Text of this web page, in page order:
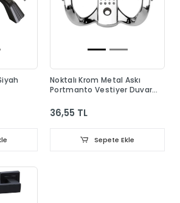
Noktalı Krom Metal Askı
Portmanto Vestiyer Duvar
36,55 TL
Sepete Ekle